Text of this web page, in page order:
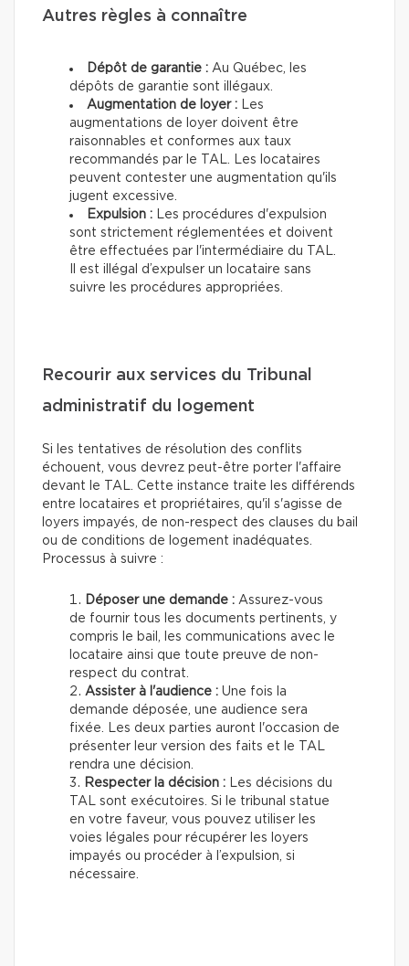
Autres règles à connaître
Dépôt de garantie : Au Québec, les
dépôts de garantie sont illégaux.
Augmentation de loyer : Les
augmentations de loyer doivent être
raisonnables et conformes aux taux
recommandés par le TAL. Les locataires
peuvent contester une augmentation qu'ils
jugent excessive.
Expulsion : Les procédures d'expulsion
sont strictement réglementées et doivent
être effectuées par l'intermédiaire du TAL.
Il est illégal d’expulser un locataire sans
suivre les procédures appropriées.
Recourir aux services du Tribunal
administratif du logement
Si les tentatives de résolution des conflits
échouent, vous devrez peut-être porter l'affaire
devant le TAL. Cette instance traite les différends
entre locataires et propriétaires, qu'il s'agisse de
loyers impayés, de non-respect des clauses du bail
ou de conditions de logement inadéquates.
Processus à suivre :
Déposer une demande : Assurez-vous
de fournir tous les documents pertinents, y
compris le bail, les communications avec le
locataire ainsi que toute preuve de non-
respect du contrat.
Assister à l'audience : Une fois la
demande déposée, une audience sera
fixée. Les deux parties auront l'occasion de
présenter leur version des faits et le TAL
rendra une décision.
Respecter la décision : Les décisions du
TAL sont exécutoires. Si le tribunal statue
en votre faveur, vous pouvez utiliser les
voies légales pour récupérer les loyers
impayés ou procéder à l’expulsion, si
nécessaire.